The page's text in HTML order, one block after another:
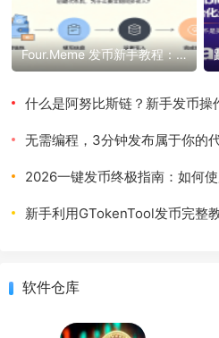
Four.Meme 发币新手教程：一键创建代币同步买入，告别手动踩坑
什么是阿努比斯链？新手发币操
无需编程，3分钟发布属于你的代币：
2026一键发币终极指南：如何使用
新手利用GTokenTool发币完整教程：
软件仓库